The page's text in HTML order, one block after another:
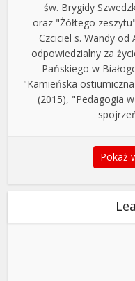
św. Brygidy
oraz "Żółtego
Czciciel s. Wandy od
odpowiedzialny za
Pańskiego w
"Kamieńska
(2015), "Pedagogia
Pokaż